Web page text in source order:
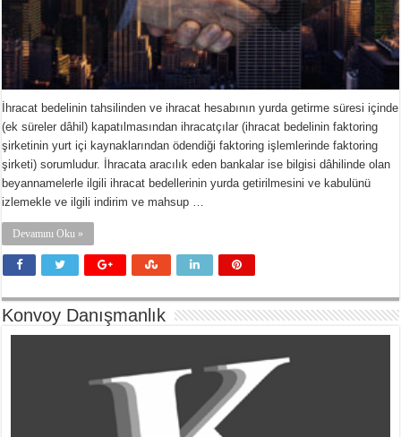
İhracat bedelinin tahsilinden ve ihracat hesabının yurda getirme süresi içinde
(ek süreler dâhil) kapatılmasından ihracatçılar (ihracat bedelinin faktoring
şirketinin yurt içi kaynaklarından ödendiği faktoring işlemlerinde faktoring
şirketi) sorumludur. İhracata aracılık eden bankalar ise bilgisi dâhilinde olan
beyannamelerle ilgili ihracat bedellerinin yurda getirilmesini ve kabulünü
izlemekle ve ilgili indirim ve mahsup …
Devamını Oku »
Konvoy Danışmanlık